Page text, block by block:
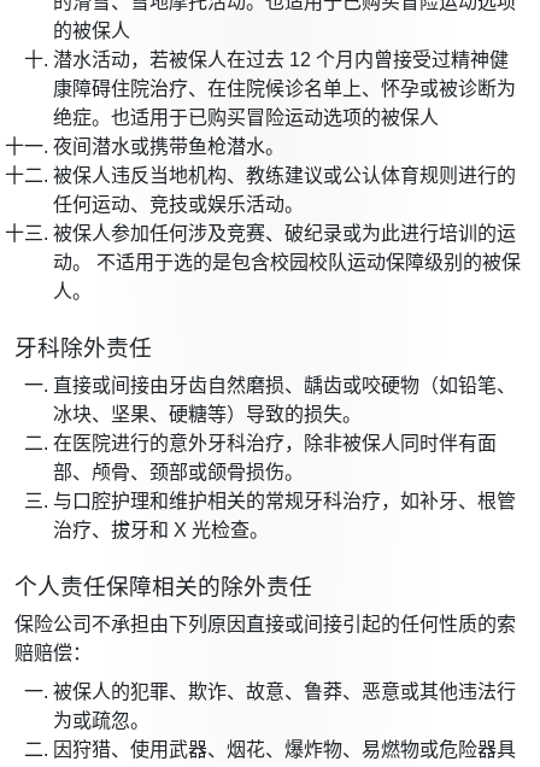
的被保人
潜水活动，若被保人在过去 12 个月内曾接受过精神健
康障碍住院治疗、在住院候诊名单上、怀孕或被诊断为
绝症。也适用于已购买冒险运动选项的被保人
夜间潜水或携带鱼枪潜水。
被保人违反当地机构、教练建议或公认体育规则进行的
任何运动、竞技或娱乐活动。
被保人参加任何涉及竞赛、破纪录或为此进行培训的运
动。 不适用于选的是包含校园校队运动保障级别的被保
人。
牙科除外责任
直接或间接由牙齿自然磨损、龋齿或咬硬物（如铅笔、
冰块、坚果、硬糖等）导致的损失。
在医院进行的意外牙科治疗，除非被保人同时伴有面
部、颅骨、颈部或颌骨损伤。
与口腔护理和维护相关的常规牙科治疗，如补牙、根管
治疗、拔牙和 X 光检查。
个人责任保障相关的除外责任
保险公司不承担由下列原因直接或间接引起的任何性质的索
赔赔偿：
被保人的犯罪、欺诈、故意、鲁莽、恶意或其他违法行
为或疏忽。
因狩猎、使用武器、烟花、爆炸物、易燃物或危险器具